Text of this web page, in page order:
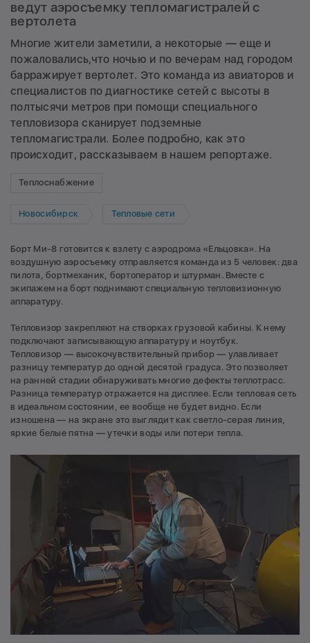
ведут аэросъемку тепломагистралей с
вертолета
Многие жители заметили, а некоторые — еще и
пожаловались,что ночью и по вечерам над городом
барражирует вертолет. Это команда из авиаторов и
специалистов по диагностике сетей с высоты в
полтысячи метров при помощи специального
тепловизора сканирует подземные
тепломагистрали. Более подробно, как это
происходит, рассказываем в нашем репортаже.
Теплоснабжение
Новосибирск Тепловые сети
Борт Ми-8 готовится к взлету с аэродрома «Ельцовка». На
воздушную аэросъемку отправляется команда из 5 человек: два
пилота, бортмеханик, бортоператор и штурман. Вместе с
экипажем на борт поднимают специальную тепловизионную
аппаратуру.
Тепловизор закрепляют на створках грузовой кабины. К нему
подключают записывающую аппаратуру и ноутбук.
Тепловизор — высокочувствительный прибор — улавливает
разницу температур до одной десятой градуса. Это позволяет
на ранней стадии обнаруживать многие дефекты теплотрасс.
Разница температур отражается на дисплее. Если тепловая сеть
в идеальном состоянии, ее вообще не будет видно. Если
изношена — на экране это выглядит как светло-серая линия,
яркие белые пятна — утечки воды или потери тепла.